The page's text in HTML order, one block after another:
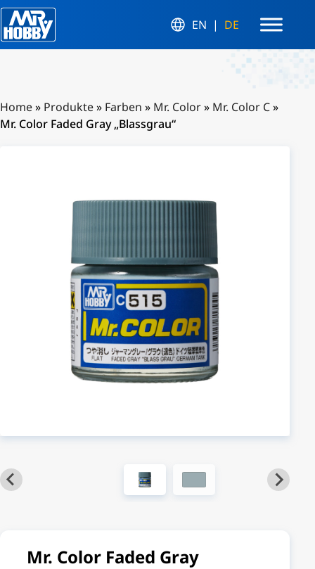
EN DE
Home» Produkte» Farben » Mr. Color» Mr. Color C»
Mr. Color Faded Gray „Blassgrau“
Mr. Color Faded Gray